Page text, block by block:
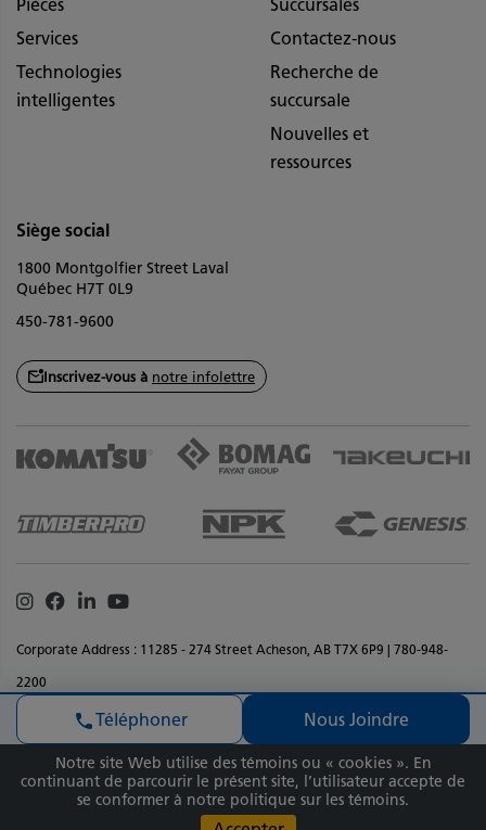
Téléphoner Nous Joindre
Pièces
Services
Technologies
intelligentes
Succursales
Contactez-nous
Recherche de
succursale
Nouvelles et
ressources
Siège social
1800 Montgolfier Street Laval
Québec H7T 0L9
450-781-9600
Inscrivez-vous à notre infolettre
Corporate Address : 11285 - 274 Street Acheson, AB T7X 6P9 | 780-948-
2200
Déclaration de confidentialité
Termes et conditions
Renseignments sur les droits d'auteur
Accessibilite
Copyright © 2026 Équipement SMS Inc Tous droits réservés. Matériaux et
spécifications sont sujets à changement sans préavis.
Instagram
Facebook
LinkedinYoutube
Notre site Web utilise des témoins ou « cookies ». En
continuant de parcourir le présent site, l’utilisateur accepte de
se conformer à notre politique sur les témoins.